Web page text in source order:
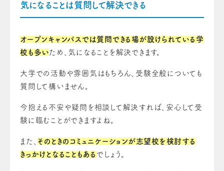
気になることは質問して解決できる
オープンキャンパスでは質問できる場が設けられている学
校も多いため、気になることを解決できます。
大学での活動や雰囲気はもちろん、受験全般についても
質問して構いません。
今抱える不安や疑問を相談して解決すれば、安心して受
験に臨むことができますよね。
また、 そのときのコミュニケーションが志望校を検討する
きっかけとなることもある でしょう。